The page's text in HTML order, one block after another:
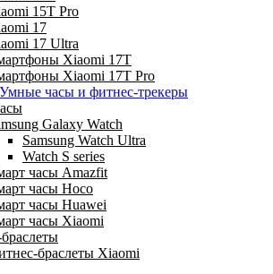
15T Pro
17
17 Ultra
Xiaomi 17Т
Xiaomi 17Т Pro
Умные часы и фитнес-трекеры
Galaxy Watch
Samsung Watch Ultra
Watch S series
часы Amazfit
часы Hoco
часы Huawei
часы Xiaomi
браслеты Xiaomi